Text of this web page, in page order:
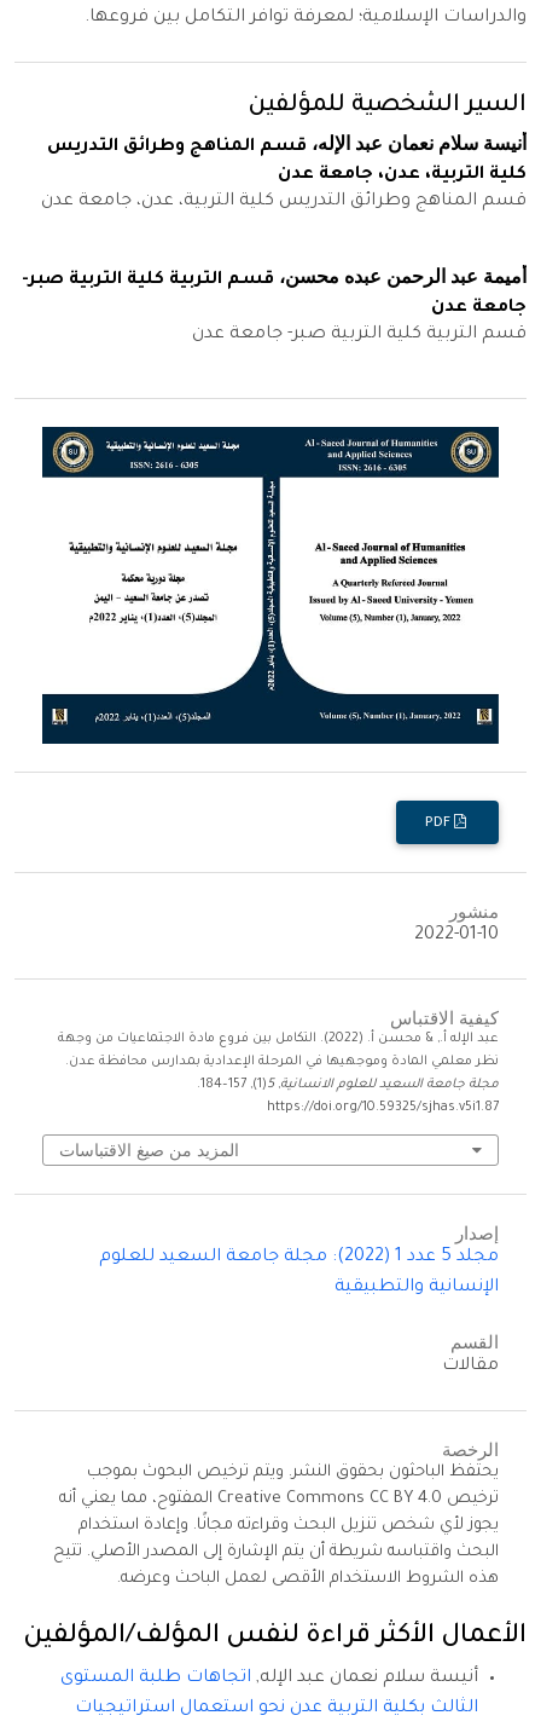
والدراسات الإسلامية؛ لمعرفة توافر التكامل بين فروعها.
السير الشخصية للمؤلفين
أنيسة سلام نعمان عبد الإله، قسم المناهج وطرائق التدريس
كلية التربية، عدن، جامعة عدن
قسم المناهج وطرائق التدريس كلية التربية، عدن، جامعة عدن
أميمة عبد الرحمن عبده محسن، قسم التربية كلية التربية صبر-
جامعة عدن
قسم التربية كلية التربية صبر- جامعة عدن
منشور
2022-01-10
كيفية الاقتباس
عبد الإله أ., & محسن أ. (2022). التكامل بين فروع مادة الاجتماعيات من وجهة
نظر معلمي المادة وموجهيها في المرحلة الإعدادية بمدارس محافظة عدن.
مجلة جامعة السعيد للعلوم الانسانية,
5
(1), 157–184.
https://doi.org/10.59325/sjhas.v5i1.87
المزيد من صيغ الاقتباسات
إصدار
مجلد 5 عدد 1 (2022): مجلة جامعة السعيد للعلوم
الإنسانية والتطبيقية
القسم
مقالات
الرخصة
يحتفظ الباحثون بحقوق النشر. ويتم ترخيص البحوث بموجب
ترخيص Creative Commons CC BY 4.0 المفتوح، مما يعني أنه
يجوز لأي شخص تنزيل البحث وقراءته مجانًا. وإعادة استخدام
البحث واقتباسه شريطة أن يتم الإشارة إلى المصدر الأصلي. تتيح
هذه الشروط الاستخدام الأقصى لعمل الباحث وعرضه.
الأعمال الأكثر قراءة لنفس المؤلف/المؤلفين
أنيسة سلام نعمان عبد الإله, اتجاهات طلبة المستوى
الثالث بكلية التربية عدن نحو استعمال استراتيجيات